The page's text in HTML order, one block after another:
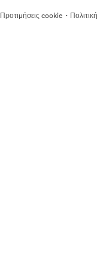
Προτιμήσεις cookie ·